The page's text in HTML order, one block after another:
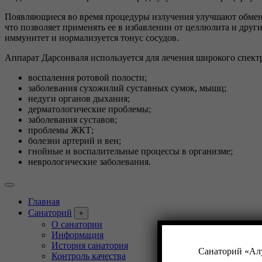
Появляющиеся во время процедуры излучения улучшают
что позволяет применять ее в избавлении от целлюлита и
иммунитет и нормализуется тонус сосудов.
Аппарат Дарсонваля используется для лечения широкого
воспаления ротовой полости;
заболевания сухожилий суставных сумок, мышц;
недуги органов дыхания;
дерматологические проблемы;
заболевания суставов;
проблемы ЖКТ;
болезни артерий и вен;
гнойные и воспалительные процессы в организме;
неврологические заболевания.
Главная
Санаторий
+
О санатории
Информация
История санатория
Контроль качества
Санаторий